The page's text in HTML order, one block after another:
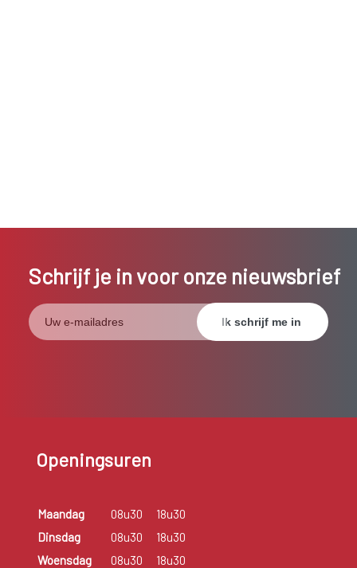
Schrijf je in voor onze nieuwsbrief
Openingsuren
Maandag 08u30
18u30
Dinsdag
08u30
18u30
Woensdag
08u30
18u30